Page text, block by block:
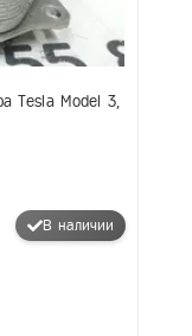
Tesla Model 3,
В наличии